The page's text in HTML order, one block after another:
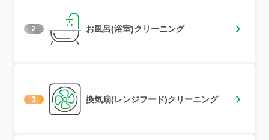
2 お風呂(浴室)クリーニング
3 換気扇(レンジフード)クリーニング